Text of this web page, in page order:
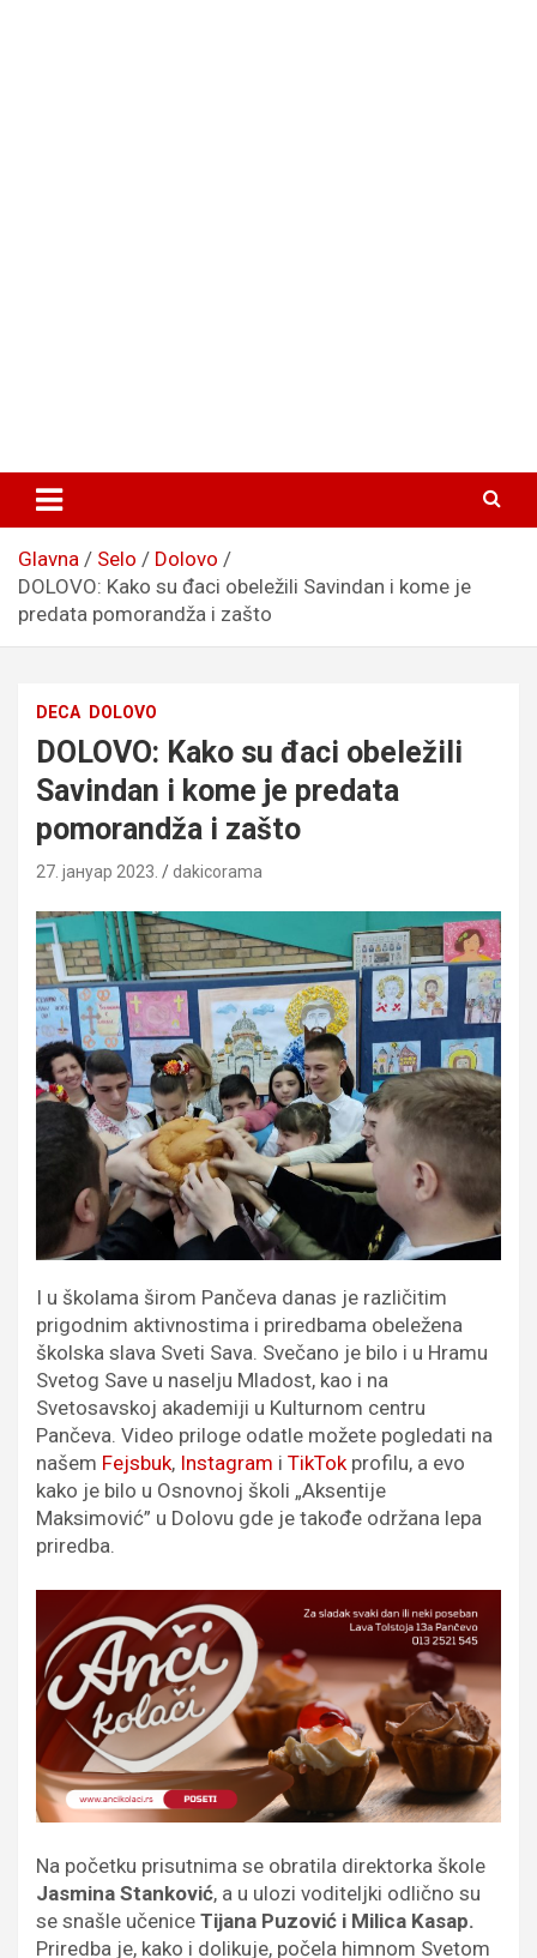
Glavna Selo
Dolovo
DOLOVO: Kako su đaci obeležili Savindan i kome je
predata pomorandža i zašto
DECA DOLOVO
DOLOVO: Kako su đaci obeležili
Savindan i kome je predata
pomorandža i zašto
27. јануар 2023. dakicorama
I u školama širom Pančeva danas je različitim
prigodnim aktivnostima i priredbama obeležena
školska slava Sveti Sava. Svečano je bilo i u Hramu
Svetog Save u naselju Mladost, kao i na
Svetosavskoj akademiji u Kulturnom centru
Pančeva. Video priloge odatle možete pogledati na
našem Fejsbuk, Instagram i TikTok profilu, a evo
kako je bilo u Osnovnoj školi „Aksentije
Maksimović” u Dolovu gde je takođe održana lepa
priredba.
Na početku prisutnima se obratila direktorka škole
Jasmina Stanković, a u ulozi voditeljki odlično su
se snašle učenice Tijana Puzović i Milica Kasap.
Priredba je, kako i dolikuje, počela himnom Svetom